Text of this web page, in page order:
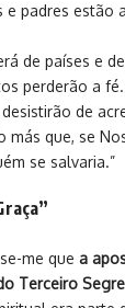
e padres estão
de países e
perderão a
de
más que, se
se salvaria.”
me que a
Terceiro